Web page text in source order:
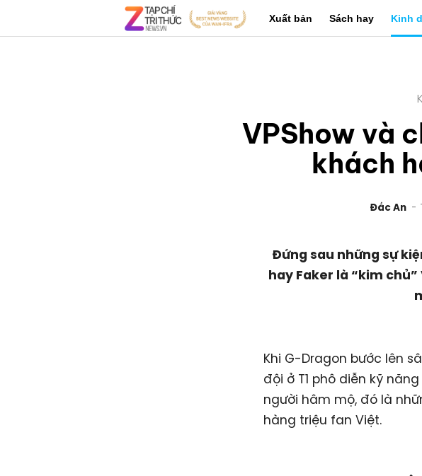
Xuất bản Sách hay Kinh
VPShow và
khách
Đắc An
Đứng sau những sự
hay Faker là “kim
Khi G-Dragon bước lên
đội ở T1 phô diễn kỹ
người hâm mộ, đó là
hàng triệu fan Việt.